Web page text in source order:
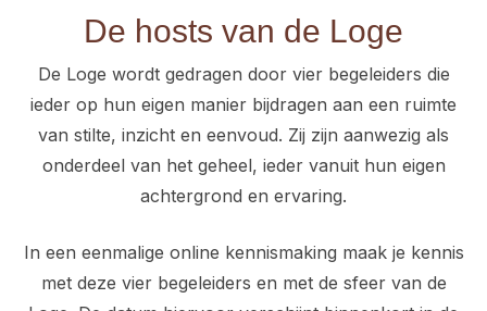
De hosts van de Loge
De Loge wordt gedragen door vier begeleiders die
ieder op hun eigen manier bijdragen aan een ruimte
van stilte, inzicht en eenvoud. Zij zijn aanwezig als
onderdeel van het geheel, ieder vanuit hun eigen
achtergrond en ervaring.
In een eenmalige online kennismaking maak je kennis
met deze vier begeleiders en met de sfeer van de